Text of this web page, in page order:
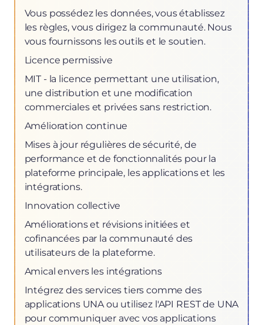
Vous possédez les données, vous établissez
les règles, vous dirigez la communauté. Nous
vous fournissons les outils et le soutien.
Licence permissive
MIT - la licence permettant une utilisation,
une distribution et une modification
commerciales et privées sans restriction.
Amélioration continue
Mises à jour régulières de sécurité, de
performance et de fonctionnalités pour la
plateforme principale, les applications et les
intégrations.
Innovation collective
Améliorations et révisions initiées et
cofinancées par la communauté des
utilisateurs de la plateforme.
Amical envers les intégrations
Intégrez des services tiers comme des
applications UNA ou utilisez l'API REST de UNA
pour communiquer avec vos applications